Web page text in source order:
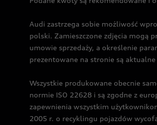
Audi zastrzega sobie możliwość
polski. Zamieszczone zdjęcia mogą
umowie sprzedaży, a określenie
prezentowane na stronie są
Wszystkie produkowane obecnie
normie ISO 22628 i są zgodne z
zapewnienia wszystkim
2005 r. o recyklingu pojazdów